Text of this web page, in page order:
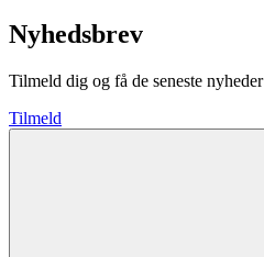
Nyhedsbrev
Tilmeld dig og få de seneste
Tilmeld